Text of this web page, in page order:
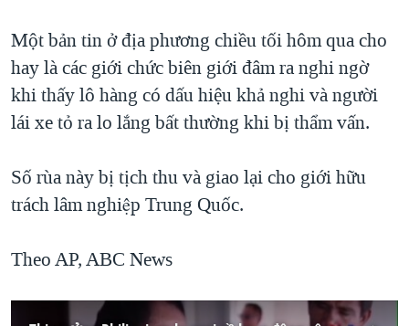
Một bản tin ở địa phương chiều tối hôm qua cho
hay là các giới chức biên giới đâm ra nghi ngờ
khi thấy lô hàng có dấu hiệu khả nghi và người
lái xe tỏ ra lo lắng bất thường khi bị thẩm vấn.
Số rùa này bị tịch thu và giao lại cho giới hữu
trách lâm nghiệp Trung Quốc.
Theo AP, ABC News